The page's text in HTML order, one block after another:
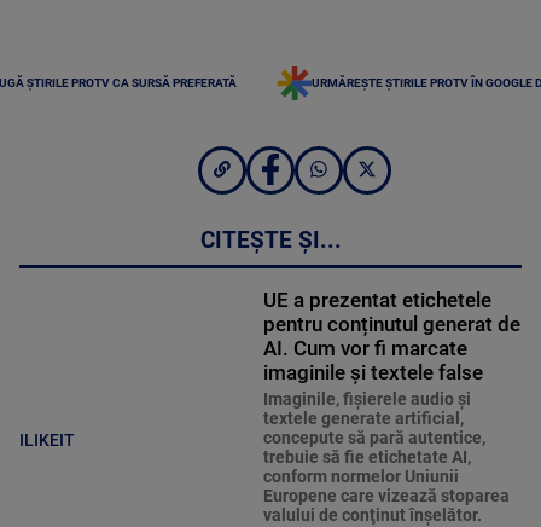
ȘTIRILE PROTV CA SURSĂ PREFERATĂ URMĂREȘTE ȘTIRILE PROTV ÎN GOOGLE
CITEȘTE ȘI...
ILIKEIT
UE a prezentat etichetele
pentru conținutul generat de
AI. Cum vor fi marcate
imaginile și textele false
Imaginile, fişierele audio şi
textele generate artificial,
concepute să pară autentice,
trebuie să fie etichetate AI,
conform normelor Uniunii
Europene care vizează stoparea
valului de conţinut înşelător.